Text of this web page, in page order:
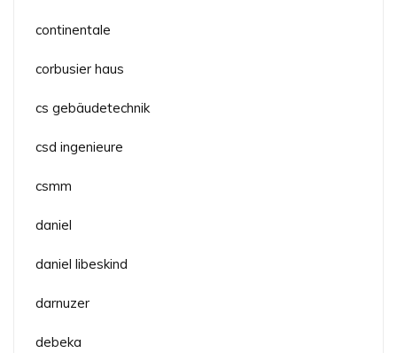
continentale
corbusier haus
cs gebäudetechnik
csd ingenieure
csmm
daniel
daniel libeskind
darnuzer
debeka